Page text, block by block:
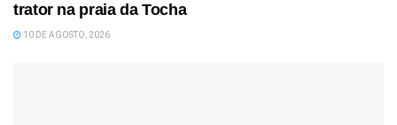
trator na praia da Tocha
10 DE AGOSTO, 2026